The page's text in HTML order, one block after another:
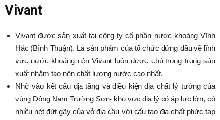
Vivant
Vivant được sản xuất tại công ty cổ phần nước khoáng Vĩnh
Hảo (Bình Thuận). Là sản phẩm của tổ chức đứng đầu về lĩnh
vực nước khoáng nên Vivant luôn được chú trọng trong sản
xuất nhằm tạo nên chất lượng nước cao nhất.
Nhờ vào kết cấu địa tầng và điều kiện địa chất lý tưởng của
vùng Đông Nam Trường Sơn- khu vực địa lý có áp lực lớn, có
nhiều nét đứt gãy của vỏ địa cầu với cấu tạo địa chất phức tạp